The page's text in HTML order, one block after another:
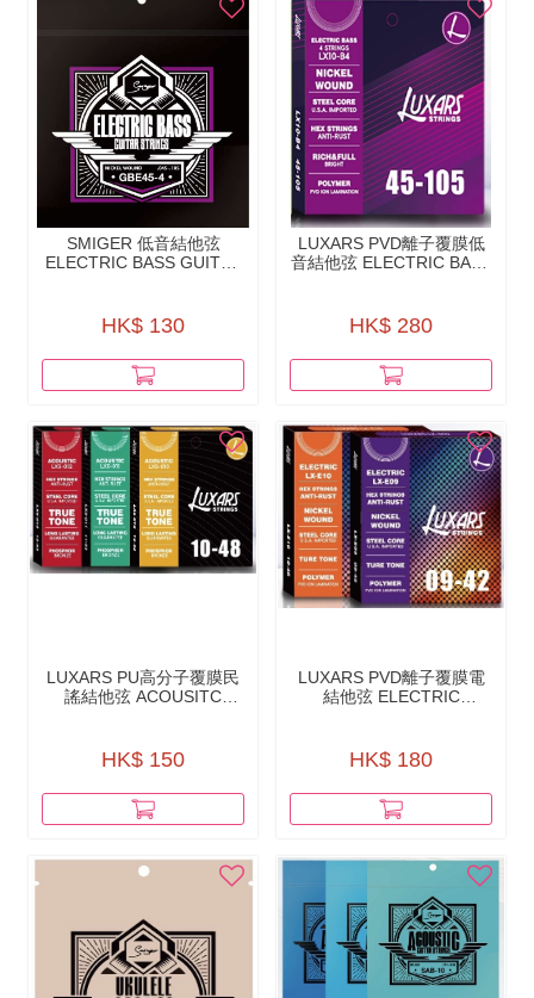
SMIGER 低音結他弦
ELECTRIC BASS GUITAR
HK$ 130
LUXARS PVD離⼦覆膜低
音結他弦 ELECTRIC BASS
HK$ 280
LUXARS PU⾼分⼦覆膜民
謠結他弦 ACOUSITC
LX5
HK$ 150
LUXARS PVD離⼦覆膜電
結他弦 ELECTRIC
HK$ 180